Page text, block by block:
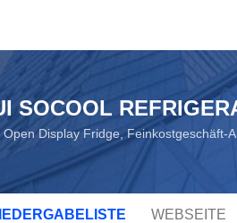
SOCOOL
Display Fridge, Feinkostgeschäft-
WEBSEITE